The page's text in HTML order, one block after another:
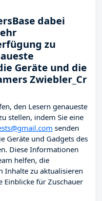
dabei
zu
Geräte und die
Zwiebler_Cr
den Lesern genaueste
stellen, indem Sie eine
senden
Geräte und Gadgets des
Diese Informationen
helfen, die
Inhalte zu aktualisieren
Einblicke für Zuschauer